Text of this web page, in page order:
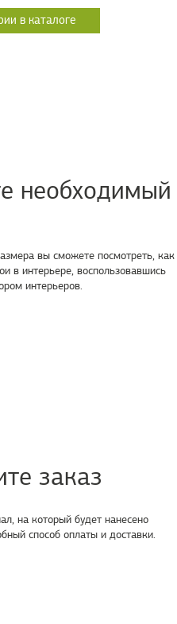
в каталоге
необходимый
вы сможете посмотреть, как
в интерьере, воспользовавшись
интерьеров.
заказ
на который будет нанесено
способ оплаты и доставки.